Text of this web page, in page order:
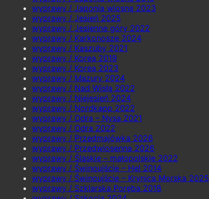
wyprawy / Japonia wiosną 2023
wyprawy / Jesień 2025
wyprawy / Jesienne góry 2022
wyprawy / Karkonosze 2024
wyprawy / Kaszuby 2021
wyprawy / Korea 2019
wyprawy / Korea 2023
wyprawy / Mazury 2024
wyprawy / Nad Wisłą 2022
wyprawy / Niejesień 2024
wyprawy / Nordkapp 2022
wyprawy / Odra – Nysa 2021
wyprawy / Odra 2022
wyprawy / Przedmajówka 2026
wyprawy / Przedwiosenna 2026
wyprawy / Śląskie – małopolskie 2022
wyprawy / Świnoujście – Hel 2014
wyprawy / Świnoujście – Krynica Morska 2025
wyprawy / Szklarska Poręba 2018